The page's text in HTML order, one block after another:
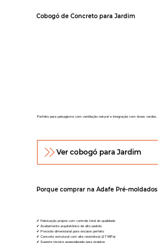
Cobogó de Concreto para Jardim
Perfeito para paisagismo com ventilação natural e integração com áreas verdes.
Ver cobogó para Jardim
Porque comprar na Adafe Pré-moldados
✔ Fabricação própria com controle total de qualidade
✔ Acabamento arquitetônico de alto padrão
✔ Precisão dimensional para encaixe perfeito
✔ Concreto estrutural com alta resistência (27 MPa)
✔ Suporte técnico especializado para projetos